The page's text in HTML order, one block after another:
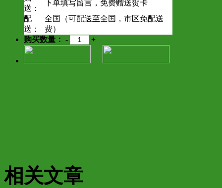
送：
下单填写留言，免费赠送贺卡
配
送：
全国（可配送至全国，市区免配送
费）
购买数量： - +
相关文章